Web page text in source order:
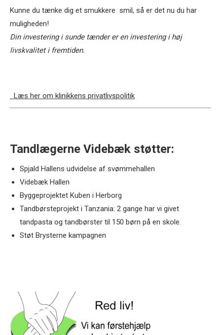
Kunne du tænke dig et smukkere smil, så er det nu du har
muligheden!
Din investering i sunde tænder er en investering i høj
livskvalitet i fremtiden.
Læs her om klinikkens privatlivspolitik
Tandlægerne Videbæk støtter:
Spjald Hallens udvidelse af svømmehallen
Videbæk Hallen
Byggeprojektet Kuben i Herborg
Tandbørsteprojekt i Tanzania: 2 gange har vi givet
tandpasta og tandbørster til 150 børn på en skole.
Støt Brysterne kampagnen